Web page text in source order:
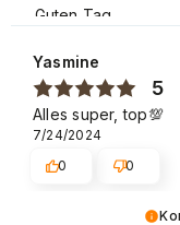
Guten Tag,
Ihre Eindrücke zu
Wir versuchen
anzubieten, aber
Yasmine
5
Alles super, top💯
7/24/2024
0
0